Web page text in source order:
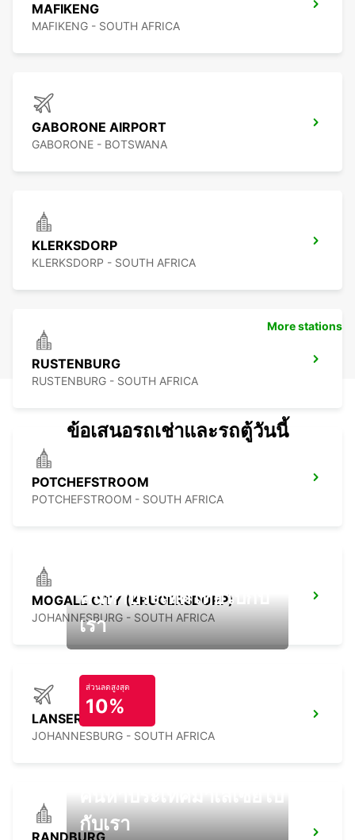
MAFIKENG
MAFIKENG - SOUTH AFRICA
GABORONE AIRPORT
GABORONE - BOTSWANA
KLERKSDORP
KLERKSDORP - SOUTH AFRICA
RUSTENBURG
RUSTENBURG - SOUTH AFRICA
POTCHEFSTROOM
POTCHEFSTROOM - SOUTH AFRICA
MOGALE CITY (KRUGERSDORP)
JOHANNESBURG - SOUTH AFRICA
LANSERIA AIRPORT
JOHANNESBURG - SOUTH AFRICA
More stations
ข้อเสนอรถเช่าและรถตู้วันนี้
ค้นหาประเทศไทยไปกับ
เรา
ส่วนลดสูงสุด
10%
กับเรา